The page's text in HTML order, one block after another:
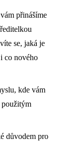
přinášíme
se, jaká je
co nového
kde vám
použitým
důvodem pro